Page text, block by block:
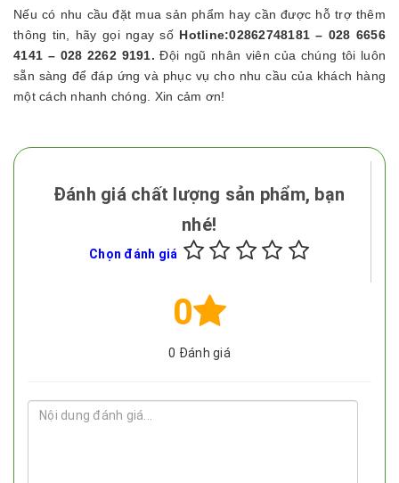
Nếu có nhu cầu đặt mua sản phẩm hay cần được hỗ trợ thêm
thông tin, hãy gọi ngay số Hotline:02862748181 – 028 6656
4141 – 028 2262 9191. Đội ngũ nhân viên của chúng tôi luôn
sẵn sàng để đáp ứng và phục vụ cho nhu cầu của khách hàng
một cách nhanh chóng. Xin cảm ơn!
Đánh giá chất lượng sản phẩm, bạn
nhé!
Chọn đánh giá
0
0 Đánh giá